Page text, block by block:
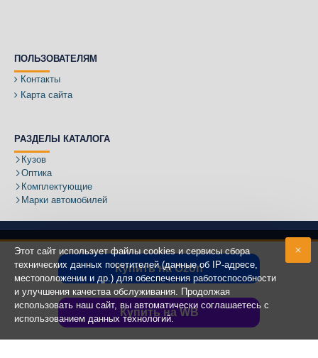
Купить на Ozon
Купить на WB
ПОЛЬЗОВАТЕЛЯМ
Контакты
Карта сайта
РАЗДЕЛЫ КАТАЛОГА
Кузов
Оптика
Комплектующие
Марки автомобилей
Адрес:
Copyright ©2020 - 2025КУЗОВИК.РУ
Этот сайт использует файлы cookies и сервисы сбора
технических данных посетителей (данные об IP-адресе,
местоположении и др.) для обеспечения работоспособности
и улучшения качества обслуживания. Продолжая
использовать наш сайт, вы автоматически соглашаетесь с
использованием данных технологий.